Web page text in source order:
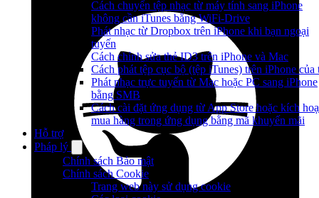
Cách chuyển tệp nhạc từ máy tính sang iPhone
không cần iTunes bằng WiFi-Drive
Phát nhạc từ Dropbox trên iPhone khi bạn ngoại
tuyến
Cách chỉnh sửa thẻ ID3 trên iPhone và Mac
Cách phát tệp cục bộ (tệp iTunes) trên iPhone của
Phát nhạc trực tuyến từ Mac hoặc PC sang iPhone
bằng SMB
Cách cài đặt ứng dụng từ App Store hoặc kích
mua hàng trong ứng dụng bằng mã khuyến mãi
Hỗ trợ
Pháp lý
Chính sách Bảo mật
Chính sách Cookie
Trang web này sử dụng cookie